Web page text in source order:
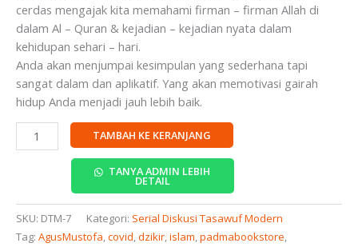
cerdas mengajak kita memahami firman – firman Allah di
dalam Al – Quran & kejadian – kejadian nyata dalam
kehidupan sehari – hari.
Anda akan menjumpai kesimpulan yang sederhana tapi
sangat dalam dan aplikatif. Yang akan memotivasi gairah
hidup Anda menjadi jauh lebih baik.
TAMBAH KE KERANJANG
TANYA ADMIN LEBIH
DETAIL
SKU: DTM-7 Kategori: Serial Diskusi Tasawuf Modern
Tag: AgusMustofa,covid,dzikir,islam,padmabookstore,